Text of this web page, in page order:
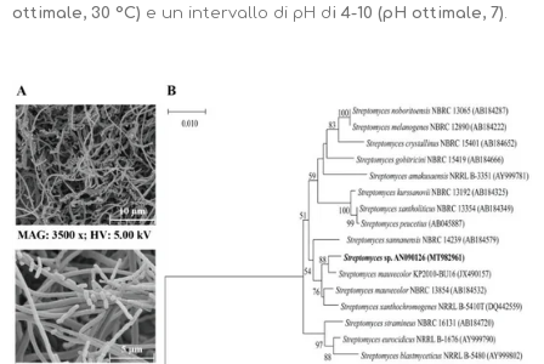
ottimale, 30 °C) e un intervallo di pH di 4-10 (pH ottimale, 7).